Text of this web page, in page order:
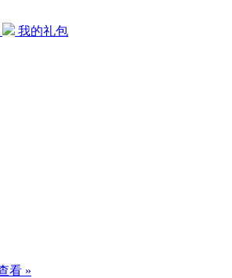
我的礼包
看 »